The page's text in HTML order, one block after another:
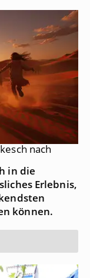
nach
in die
Erlebnis,
können.